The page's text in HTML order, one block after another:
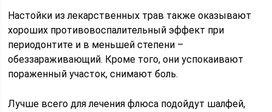
Настойки из лекарственных трав также оказывают
хороших противовоспалительный эффект при
периодонтите и в меньшей степени –
обеззараживающий. Кроме того, они успокаивают
пораженный участок, снимают боль.
Лучше всего для лечения флюса подойдут шалфей,